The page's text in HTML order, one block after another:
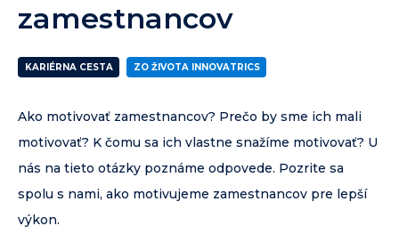
zamestnancov
KARIÉRNA CESTA ZO ŽIVOTA INNOVATRICS
Ako motivovať zamestnancov? Prečo by sme ich mali
motivovať? K čomu sa ich vlastne snažíme motivovať? U
nás na tieto otázky poznáme odpovede. Pozrite sa
spolu s nami, ako motivujeme zamestnancov pre lepší
výkon.